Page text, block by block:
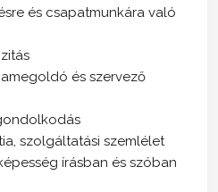
és csapatmunkára való
és szervező
szolgáltatási szemlélet
írásban és szóban